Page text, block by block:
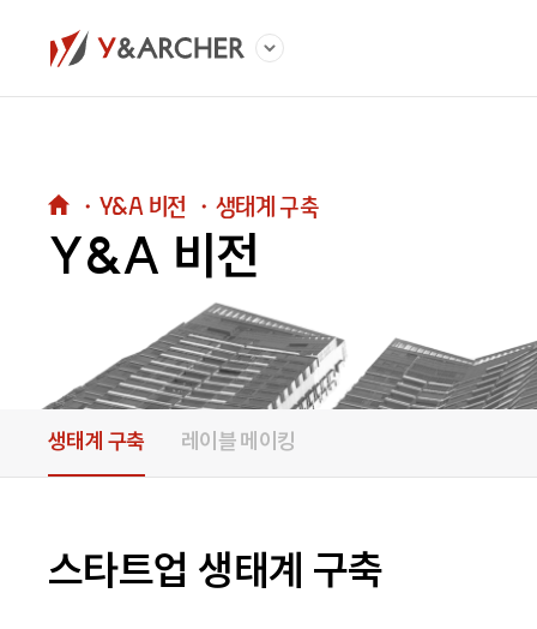
・ Y&A 비전 ・ 생태계 구축
Y&A 비전
생태계 구축 레이블 메이킹
스타트업 생태계 구축